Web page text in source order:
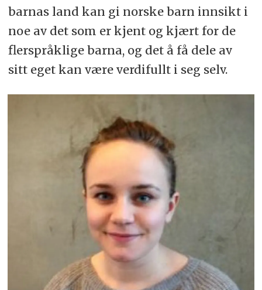
barnas land kan gi norske barn innsikt i
noe av det som er kjent og kjært for de
flerspråklige barna, og det å få dele av
sitt eget kan være verdifullt i seg selv.